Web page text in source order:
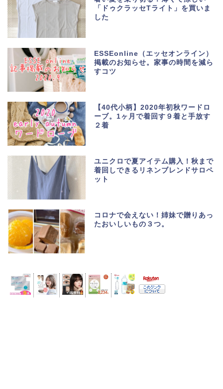
「ドゥクラッセTライト」を買いま
した
ESSEonline（エッセオンライン）
掲載のお知らせ。家事の時間を減ら
すコツ
【40代小柄】2020年初秋ワードロ
ーブ。1ヶ月で着回す９着と手放す
２着
ユニクロで夏アイテム購入！秋まで
着回しできるリネンブレンドサロペ
ット
コロナで会えない！姉妹で贈りあっ
たおいしいもの３つ。